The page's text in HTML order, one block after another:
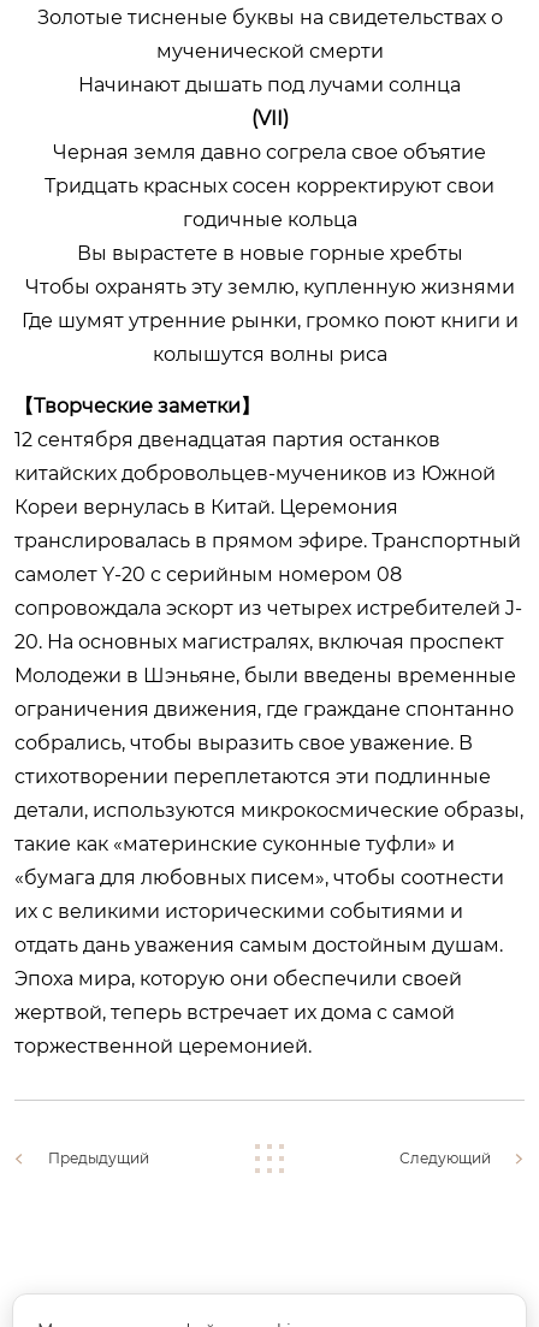
Золотые тисненые буквы на свидетельствах о
мученической смерти
Начинают дышать под лучами солнца
(VII)
Черная земля давно согрела свое объятие
Тридцать красных сосен корректируют свои
годичные кольца
Вы вырастете в новые горные хребты
Чтобы охранять эту землю, купленную жизнями
Где шумят утренние рынки, громко поют книги и
колышутся волны риса
【Творческие заметки】
12 сентября двенадцатая партия останков
китайских добровольцев-мучеников из Южной
Кореи вернулась в Китай. Церемония
транслировалась в прямом эфире. Транспортный
самолет Y-20 с серийным номером 08
сопровождала эскорт из четырех истребителей J-
20. На основных магистралях, включая проспект
Молодежи в Шэньяне, были введены временные
ограничения движения, где граждане спонтанно
собрались, чтобы выразить свое уважение. В
стихотворении переплетаются эти подлинные
детали, используются микрокосмические образы,
такие как «материнские суконные туфли» и
«бумага для любовных писем», чтобы соотнести
их с великими историческими событиями и
отдать дань уважения самым достойным душам.
Эпоха мира, которую они обеспечили своей
жертвой, теперь встречает их дома с самой
торжественной церемонией.
Предыдущий Следующий